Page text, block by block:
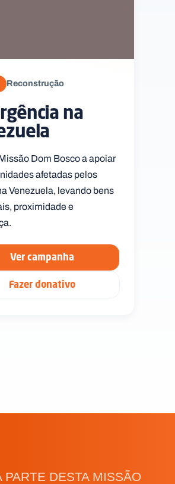
Reconstrução
na
Dom Bosco a apoiar
afetadas pelos
Venezuela, levando bens
proximidade e
Ver campanha
Fazer donativo
PARTE DESTA MISSÃO